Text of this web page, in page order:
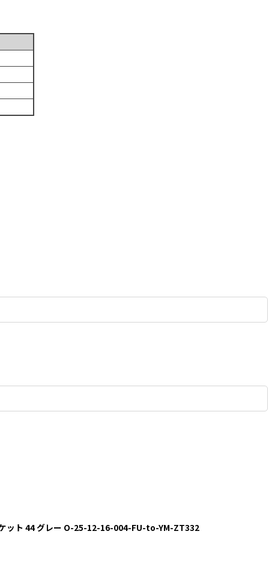
ット 44 グレー O-25-12-16-004-FU-to-YM-ZT332